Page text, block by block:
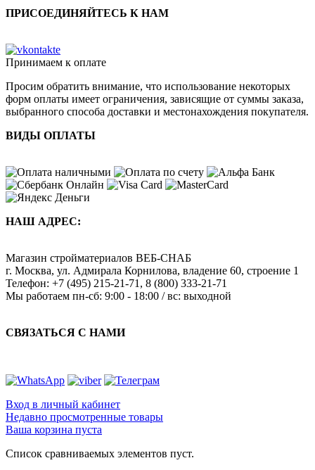
ПРИСОЕДИНЯЙТЕСЬ К НАМ
Принимаем к оплате
Просим обратить внимание, что использование некоторых
форм оплаты имеет ограничения, зависящие от суммы заказа,
выбранного способа доставки и местонахождения покупателя.
ВИДЫ ОПЛАТЫ
НАШ АДРЕС:
Магазин стройматериалов ВЕБ-СНАБ
г. Москва, ул. Адмирала Корнилова, владение 60, строение 1
Телефон: +7 (495) 215-21-71 , 8 (800) 333-21-71
Мы работаем пн-сб: 9:00 - 18:00 / вс: выходной
СВЯЗАТЬСЯ С НАМИ
Вход в личный кабинет
Недавно просмотренные товары
Ваша корзина пуста
Список сравниваемых элементов пуст.